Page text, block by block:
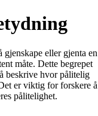
eller gjenta en
måte. Dette begrepet
beskrive hvor pålitelig
er viktig for forskere å
pålitelighet.